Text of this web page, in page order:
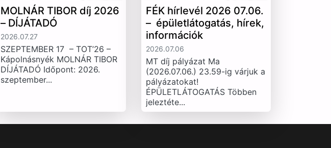
MOLNÁR TIBOR díj 2026
– DÍJÁTADÓ
2026.07.27
SZEPTEMBER 17 – TOT’26 –
Kápolnásnyék MOLNÁR TIBOR
DÍJÁTADÓ Időpont: 2026.
szeptember...
FÉK hírlevél 2026 07.06.
– épületlátogatás, hírek,
információk
2026.07.06
MT díj pályázat Ma
(2026.07.06.) 23.59-ig várjuk a
pályázatokat!
ÉPÜLETLÁTOGATÁS Többen
jeleztéte...